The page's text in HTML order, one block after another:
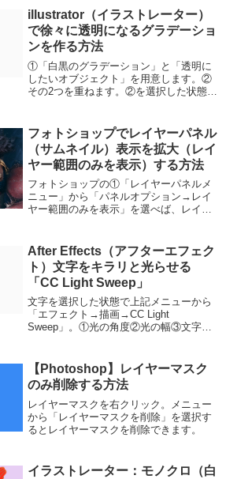
illustrator（イラストレーター）
で徐々に透明になるグラデーショ
ンを作る方法
①「白黒のグラデーション」と「透明に
したいオブジェクト」を用意します。②
その2つを重ねます。②を選択した状態
うに徐々に透明になります。参考サイト
フォトショップでレイヤーパネル
（サムネイル）表示を拡大（レイ
ヤー範囲のみを表示）する方法
フォトショップの①「レイヤーパネルメ
ニュー」から「パネルオプション→レイ
ヤー範囲のみを表示」を選べば、レイヤ
After Effects（アフターエフェク
ト）文字をキラリと光らせる
「CC Light Sweep」
文字を選択した状態で上記メニューから
「エフェクト→描画→CC Light
Sweep」。①光の角度②光の幅③文字エ
【Photoshop】レイヤーマスク
のみ削除する方法
レイヤーマスクを右クリック。メニュー
から「レイヤーマスクを削除」を選択す
るとレイヤーマスクを削除できます。
イラストレーター：モノクロ（白